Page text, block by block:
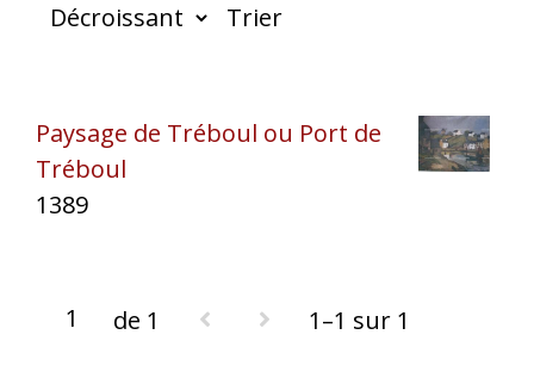
Trier
Paysage de Tréboul ou Port de
Tréboul
1389
de 1 1–1 sur 1